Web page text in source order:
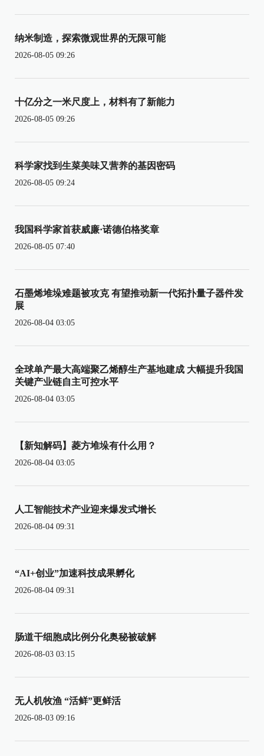
纳米制造，探索微观世界的无限可能
2026-08-05 09:26
十亿分之一米尺度上，材料有了新能力
2026-08-05 09:26
科学家找到生菜美味又营养的基因密码
2026-08-05 09:24
我国科学家首获威廉·诺德伯格奖章
2026-08-05 07:40
石墨烯堆垛难题被攻克 有望推动新一代拓扑量子器件发
展
2026-08-04 03:05
全球单产最大高端聚乙烯醇生产基地建成 大幅提升我国
关键产业链自主可控水平
2026-08-04 03:05
【新知解码】菱方堆垛有什么用？
2026-08-04 03:05
人工智能技术产业迎来爆发式增长
2026-08-04 09:31
“AI+创业”加速科技成果孵化
2026-08-04 09:31
肠道干细胞成比例分化奥秘被破解
2026-08-03 03:15
无人机牧渔 “活鲜”更鲜活
2026-08-03 09:16